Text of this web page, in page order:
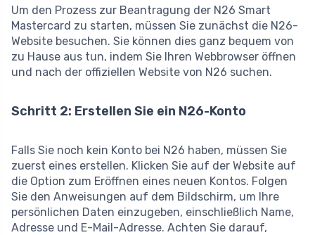
Um den Prozess zur Beantragung der N26 Smart
Mastercard zu starten, müssen Sie zunächst die N26-
Website besuchen. Sie können dies ganz bequem von
zu Hause aus tun, indem Sie Ihren Webbrowser öffnen
und nach der offiziellen Website von N26 suchen.
Schritt 2: Erstellen Sie ein N26-Konto
Falls Sie noch kein Konto bei N26 haben, müssen Sie
zuerst eines erstellen. Klicken Sie auf der Website auf
die Option zum Eröffnen eines neuen Kontos. Folgen
Sie den Anweisungen auf dem Bildschirm, um Ihre
persönlichen Daten einzugeben, einschließlich Name,
Adresse und E-Mail-Adresse. Achten Sie darauf,